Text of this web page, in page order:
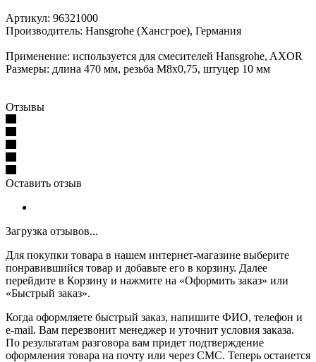
Артикул: 96321000
Производитель: Hansgrohe (Хансгрое), Германия
Применение: используется для смесителей Hansgrohe, AXOR
Размеры: длина 470 мм, резьба M8x0,75, штуцер 10 мм
Отзывы
Оставить отзыв
Загрузка отзывов...
Для покупки товара в нашем интернет-магазине выберите
понравившийся товар и добавьте его в корзину. Далее
перейдите в Корзину и нажмите на «Оформить заказ» или
«Быстрый заказ».
Когда оформляете быстрый заказ, напишите ФИО, телефон и
e-mail. Вам перезвонит менеджер и уточнит условия заказа.
По результатам разговора вам придет подтверждение
оформления товара на почту или через СМС. Теперь останется